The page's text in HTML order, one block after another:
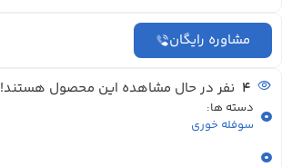
مشاوره رایگان
4 نفر در حال مشاهده این محصول هستند!
دسته ها:
سوفله خوری